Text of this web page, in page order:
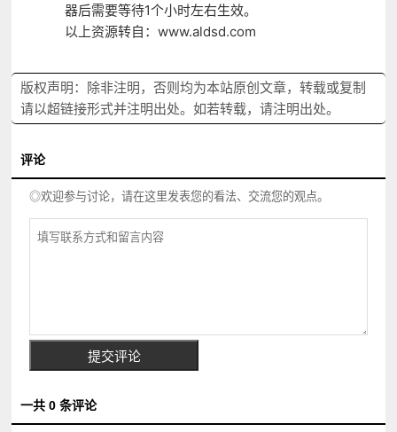
器后需要等待1个小时左右生效。
以上资源转自：www.aldsd.com
版权声明：除非注明，否则均为本站原创文章，转载或复制
请以超链接形式并注明出处。如若转载，请注明出处。
评论
◎欢迎参与讨论，请在这里发表您的看法、交流您的观点。
一共0 条评论